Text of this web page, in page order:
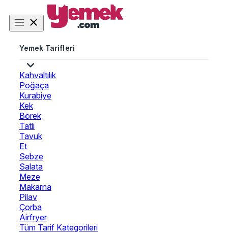
Yemek Tarifleri
Kahvaltılık
Poğaça
Kurabiye
Kek
Börek
Tatlı
Tavuk
Et
Sebze
Salata
Meze
Makarna
Pilav
Çorba
Airfryer
Tüm Tarif Kategorileri